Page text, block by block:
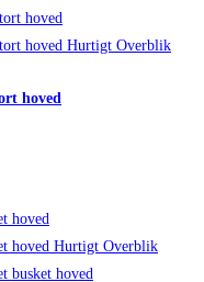
Hurtigt Overblik
hoved
Hurtigt Overblik